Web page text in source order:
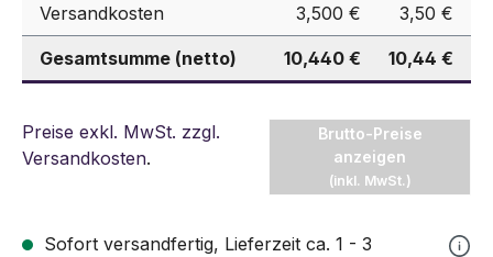
Versandkosten 3,500 € 3,50 €
Gesamtsumme (netto) 10,440 € 10,44 €
Preise exkl. MwSt. zzgl.
Versandkosten.
Brutto-Preise
anzeigen
(inkl. MwSt.)
Sofort versandfertig, Lieferzeit ca. 1 - 3